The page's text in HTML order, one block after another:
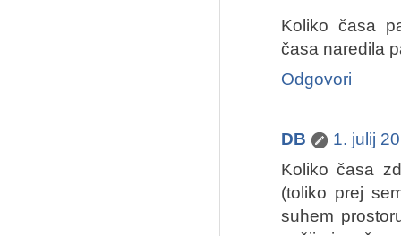
Koliko časa
časa naredila
Odgovori
DB
1. julij
Koliko časa
(toliko prej
suhem